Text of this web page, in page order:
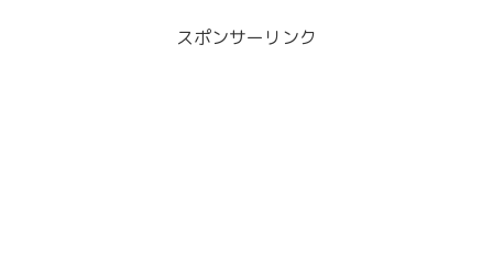
スポンサーリンク